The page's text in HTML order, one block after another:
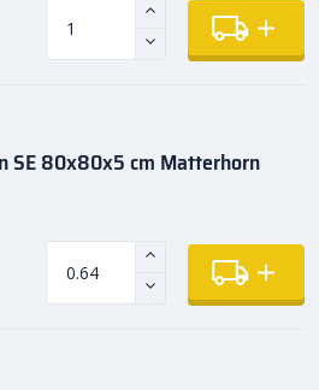
SE 80x80x5 cm Matterhorn